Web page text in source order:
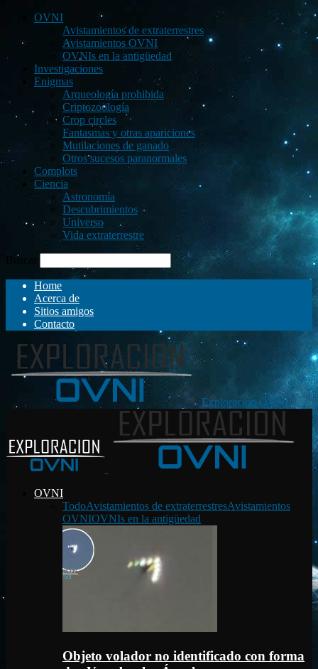
OVNI
Avistamientos de extraterrestres
Avistamientos OVNI
OVNIs en la antigüedad
Investigaciones
Enigmas
Arqueología prohibida
Criptozoología
Crop circles
Fantasmas y otras apariciones
Mutilaciones de ganado
Otros sucesos paranormales
Complots
Ciencia
Astronomía
Descubrimientos
Universo
Vida extraterrestre
Buscar
Home
Acerca de
Sitios amigos
Contacto
Exploración OVNI
OVNI
TodoAvistamientos de extraterrestresAvistamientos
OVNIOVNIs en la antigüedad
Objeto volador no identificado con forma